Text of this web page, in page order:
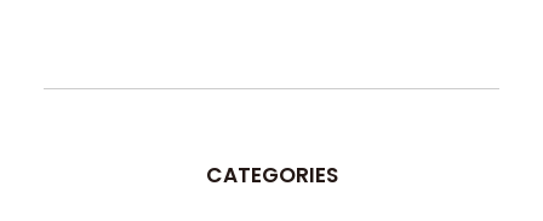
CATEGORIES